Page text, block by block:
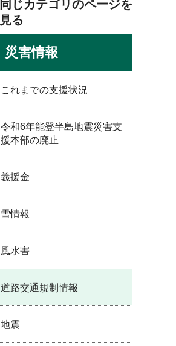
同じカテゴリのページを
見る
災害情報
これまでの支援状況
令和6年能登半島地震災害支
援本部の廃止
義援金
雪情報
風水害
道路交通規制情報
地震